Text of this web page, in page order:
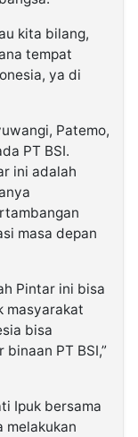
kita bilang,
tempat
ya di
Patemo,
PT BSI.
ini adalah
masa depan
Pintar ini bisa
masyarakat
bisa
PT BSI,”
Ipuk bersama
melakukan